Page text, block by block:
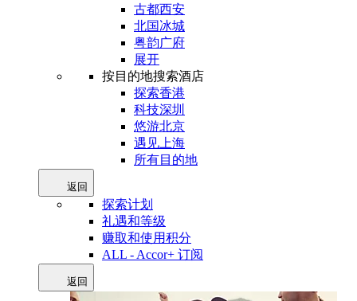
古都西安
北国冰城
粤韵广府
展开
按目的地搜索酒店
探索香港
科技深圳
悠游北京
遇见上海
所有目的地
返回
探索计划
礼遇和等级
赚取和使用积分
ALL - Accor+ 订阅
返回